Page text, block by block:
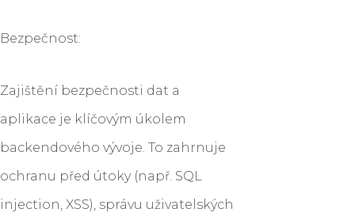
Bezpečnost:
Zajištění bezpečnosti dat a
aplikace je klíčovým úkolem
backendového vývoje. To zahrnuje
ochranu před útoky (např. SQL
injection, XSS), správu uživatelských